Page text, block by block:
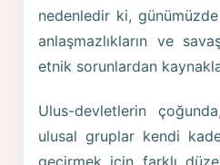
nedenledir ki,
anlaşmazlıkların ve
etnik sorunlardan
Ulus-devletlerin
ulusal gruplar kendi